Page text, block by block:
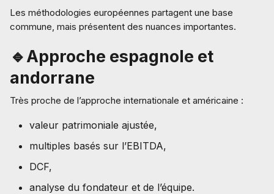
Les méthodologies européennes partagent une base
commune, mais présentent des nuances importantes.
🔹Approche espagnole et
andorrane
Très proche de l’approche internationale et américaine :
valeur patrimoniale ajustée,
multiples basés sur l’EBITDA,
DCF,
analyse du fondateur et de l’équipe.